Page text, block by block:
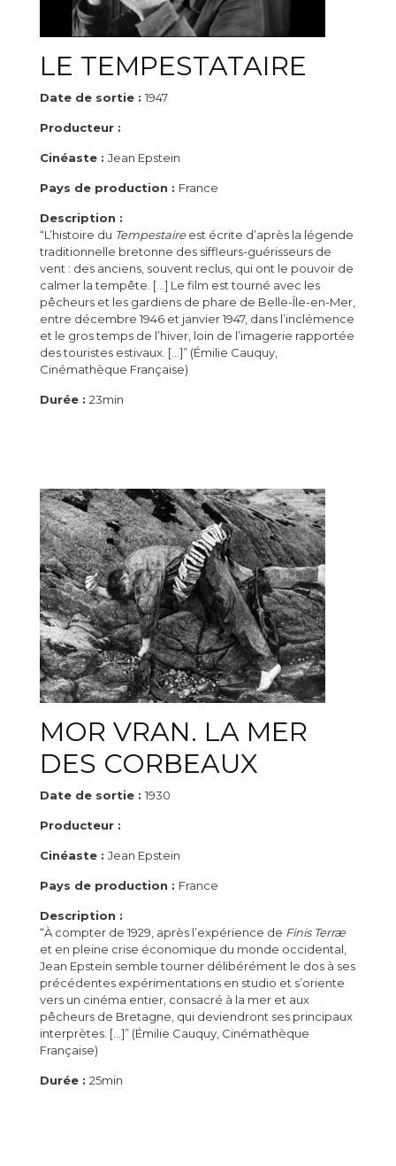
LE TEMPESTATAIRE
Date de sortie : 1947
Producteur :
Cinéaste : Jean Epstein
Pays de production : France
Description :
“L’histoire du Tempestaireest écrite d’après la légende
traditionnelle bretonne des siffleurs-guérisseurs de
vent : des anciens, souvent reclus, qui ont le pouvoir de
calmer la tempête. […] Le film est tourné avec les
pêcheurs et les gardiens de phare de Belle-Île-en-Mer,
entre décembre 1946 et janvier 1947, dans l’inclémence
et le gros temps de l’hiver, loin de l’imagerie rapportée
des touristes estivaux. […]” (Émilie Cauquy,
Cinémathèque Française)
Durée : 23min
MOR VRAN. LA MER
DES CORBEAUX
Date de sortie : 1930
Producteur :
Cinéaste : Jean Epstein
Pays de production : France
Description :
“À compter de 1929, après l’expérience de Finis Terræ
et en pleine crise économique du monde occidental,
Jean Epstein semble tourner délibérément le dos à ses
précédentes expérimentations en studio et s’oriente
vers un cinéma entier, consacré à la mer et aux
pêcheurs de Bretagne, qui deviendront ses principaux
interprètes. […]” (Émilie Cauquy, Cinémathèque
Française)
Durée : 25min